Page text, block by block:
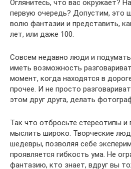
Оглянитесь, что вас окружает?
первую очередь? Допустим, это
волю фантазии и представить,
лет, или даже 100.
Совсем недавно люди и
иметь возможность
момент, когда находятся в
прочее. И не просто
этом друг друга, делать
Так что отбросьте стереотипы и
мыслить широко. Творческие
шедевры, позволяя себе
проявляется гибкость ума. Не
фантазию, кто знает, вдруг вы